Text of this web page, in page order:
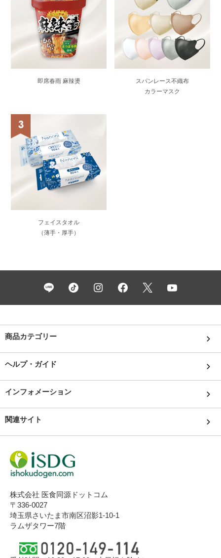
即席春雨 麻辣燙
スパンレース不織布
カラーマスク
フェイスタオル
（薄手・厚手）
商品カテゴリー
ヘルプ・ガイド
インフォメーション
関連サイト
株式会社 医食同源ドットコム
〒336-0027
埼玉県さいたま市南区沼影1-10-1
ラムザタワー7階